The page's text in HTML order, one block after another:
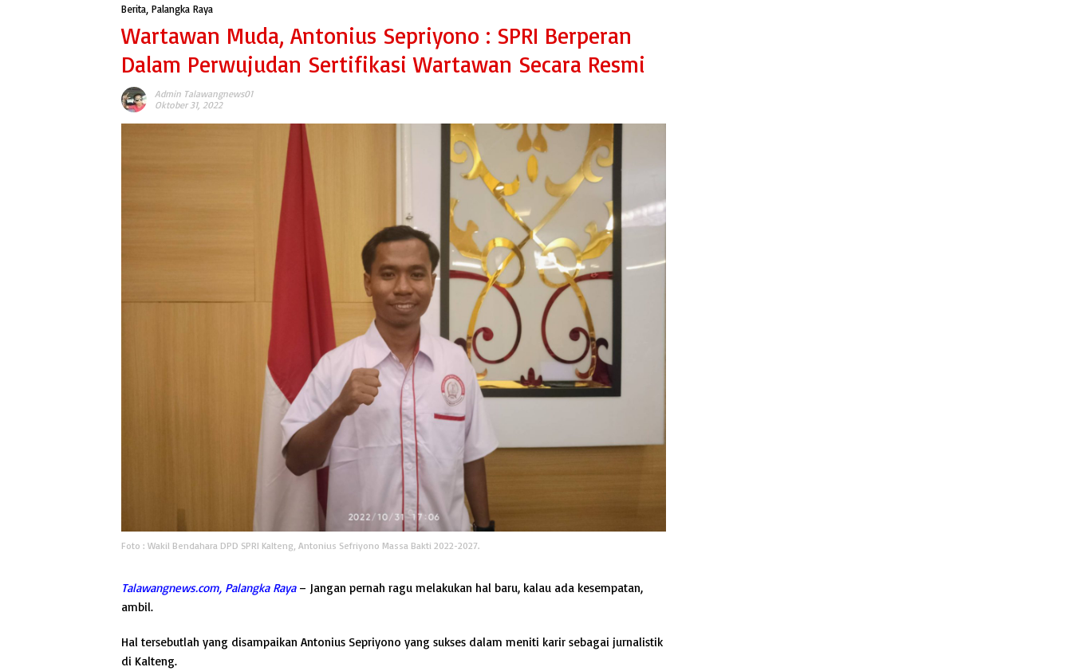
Berita Palangka Raya
Wartawan Muda, Antonius Sepriyono : SPRI Berperan
Dalam Perwujudan Sertifikasi Wartawan Secara Resmi
Admin Talawangnews01
Oktober 31, 2022
Foto : Wakil Bendahara DPD SPRI Kalteng, Antonius Sefriyono Massa Bakti 2022-2027.
Talawangnews.com, Palangka Raya– Jangan pernah ragu melakukan hal baru, kalau ada kesempatan,
ambil.
Hal tersebutlah yang disampaikan Antonius Sepriyono yang sukses dalam meniti karir sebagai jurnalistik
di Kalteng.